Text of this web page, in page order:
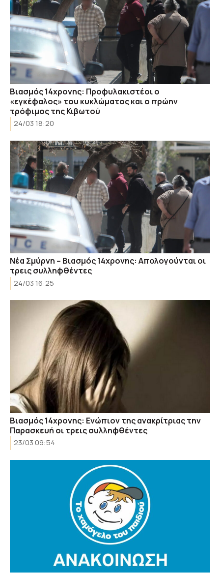
Βιασμός 14χρονης: Προφυλακιστέοι ο
«εγκέφαλος» του κυκλώματος και ο πρώην
τρόφιμος της Κιβωτού
24/03 18:20
Νέα Σμύρνη – Βιασμός 14χρονης: Απολογούνται οι
τρεις συλληφθέντες
24/03 16:25
Βιασμός 14χρονης: Ενώπιον της ανακρίτριας την
Παρασκευή οι τρεις συλληφθέντες
23/03 09:54